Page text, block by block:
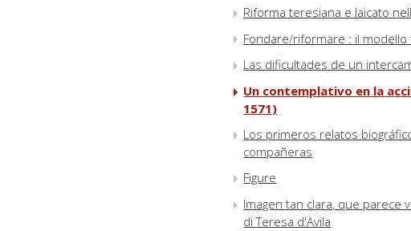
Riforma teresiana e laicato
Fondare/riformare : il
Las dificultades de un
Un contemplativo en la
1571)
Los primeros relatos
compañeras
Figure
Imagen tan clara, que parece
di Teresa d'Avila